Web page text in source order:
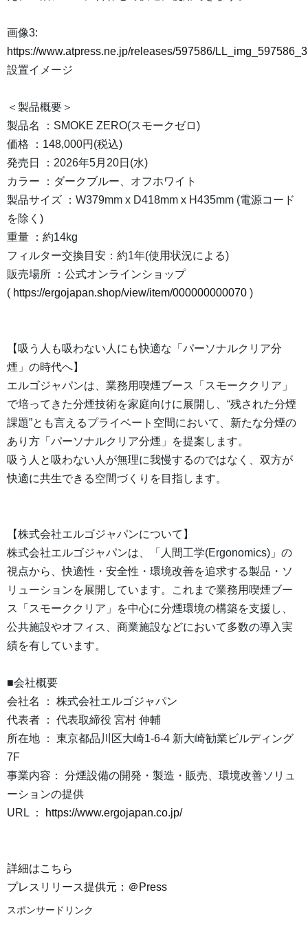
画像3:
https://www.atpress.ne.jp/releases/597586/
設置イメージ
＜製品概要＞
製品名 ：SMOKE ZERO(スモークゼロ)
価格 ：148,000円(税込)
発売日 ：2026年5月20日(水)
カラー ：ダークブルー、オフホワイト
製品サイズ ：W379mm x D418mm x H435mm (電源コード
を除く)
重量 ：約14kg
フィルター交換目安：約1年(使用状況による)
販売場所 ：公式オンラインショップ
( https://ergojapan.shop/view/item/000000000070 )
【吸う人も吸わない人にも快適な「パーソナルクリア分
煙」の時代へ】
エルゴジャパンは、業務用喫煙ブース「スモーククリア」
で培ってきた分煙技術を家庭向けに展開し、“残された分煙
課題”とも言えるプライベート空間において、新たな分煙の
あり方「パーソナルクリア分煙」を提案します。
吸う人と吸わない人が無理に我慢するのではなく、双方が
快適に共生できる空間づくりを目指します。
【株式会社エルゴジャパンについて】
株式会社エルゴジャパンは、「人間工学(Ergonomics)」の
視点から、快適性・安全性・環境改善を追求する製品・ソ
リューションを展開しています。これまで業務用喫煙ブー
ス「スモーククリア」を中心に分煙環境の構築を支援し、
公共施設やオフィス、商業施設などにおいて多数の導入実
績を有しています。
■会社概要
会社名 ： 株式会社エルゴジャパン
代表者 ： 代表取締役 宮村 伸輔
所在地 ： 東京都品川区大崎1-6-4 新大崎勧業ビルディング
7F
事業内容： 分煙設備の開発・製造・販売、環境改善ソリュ
ーションの提供
URL ：
https://www.ergojapan.co.jp/
詳細はこちら
プレスリリース提供元：＠Press
スポンサードリンク